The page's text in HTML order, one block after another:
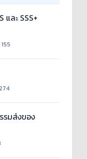
ละ SSS+
รมส่งของ